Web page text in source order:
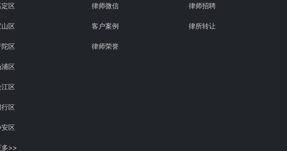
定区
山区
陀区
浦区
江区
行区
安区
多>>
律师微信
客户案例
律师荣誉
律师招聘
律所转让